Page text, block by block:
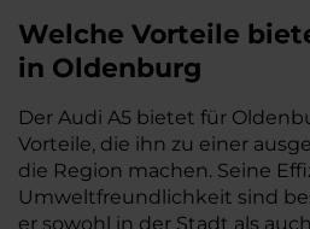
Welche Vorteile
in Oldenburg
Der Audi A5 bietet für
Vorteile, die ihn zu einer
die Region machen. Seine
Umweltfreundlichkeit sind
er sowohl in der Stadt als